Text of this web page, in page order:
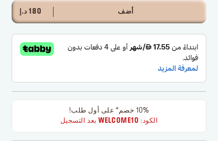
أضف 180 د.إ
10% خصم* على أول طلب!
الكود: WELCOME10بعد التسجيل